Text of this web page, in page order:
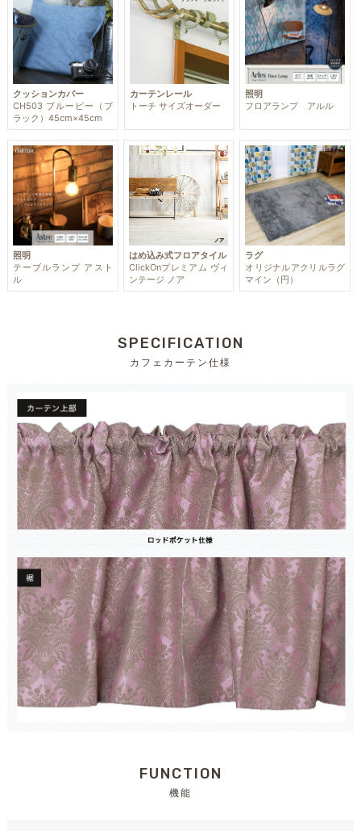
クッションカバー
CH503 ブルービー（ブ
ラック）45cm×45cm
カーテンレール
トーチ サイズオーダー
照明
フロアランプ アルル
照明
テーブルランプ アスト
ル
はめ込み式フロアタイル
ClickOnプレミアム ヴィ
ンテージ ノア
ラグ
オリジナルアクリルラグ
マイン（円）
SPECIFICATION
カフェカーテン仕様
FUNCTION
機能